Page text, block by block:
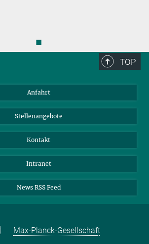
◼
TOP
Anfahrt
Stellenangebote
Kontakt
Intranet
News RSS Feed
Max-Planck-Gesellschaft